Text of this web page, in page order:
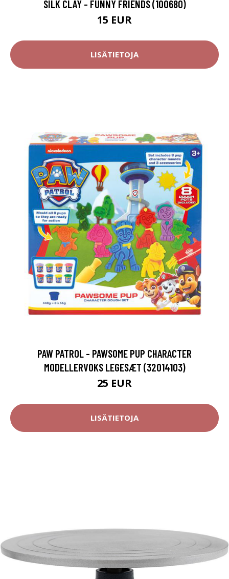
SILK CLAY - FUNNY FRIENDS (100680)
15 EUR
LISÄTIETOJA
PAW PATROL - PAWSOME PUP CHARACTER
MODELLERVOKS LEGESÆT (32014103)
25 EUR
LISÄTIETOJA